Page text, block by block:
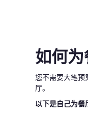
如何为
您不需要大笔预
厅。
以下是自己为餐